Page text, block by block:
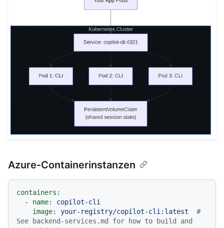
Azure-Containerinstanzen
containers:
-
name:
copilot-cli
image:
your-registry/copilot-cli:latest
#
See backend-services.md for how to build and